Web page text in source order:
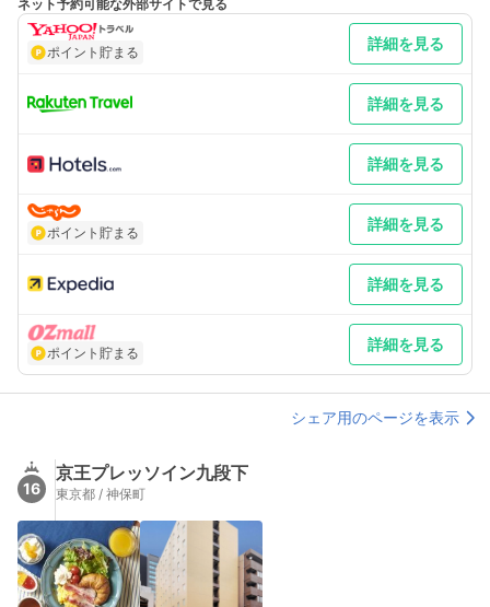
最寄り駅１ 神保町
最寄り駅２ 九段下
最寄り駅３ 水道橋
補足 車／最寄り駅地下鉄半蔵門線・三田線・新宿線「神保町駅」
A1出口より徒歩1分地下鉄半蔵門線・東西線・新宿線「九段下
駅」6番出口より徒歩7分JR総武線・中央線「水道橋駅」東口より
徒歩11分JR総武線・中央線「御茶ノ水駅」御茶ノ水橋口より徒歩
ネット予約可能な外部サイトで見る
ポイント貯まる 詳細を見る
詳細を見る
詳細を見る
ポイント貯まる 詳細を見る
詳細を見る
ポイント貯まる 詳細を見る
シェア用のページを表示
16
京王プレッソイン九段下
東京都 / 神保町